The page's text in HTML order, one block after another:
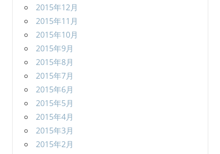
2015年12月
2015年11月
2015年10月
2015年9月
2015年8月
2015年7月
2015年6月
2015年5月
2015年4月
2015年3月
2015年2月